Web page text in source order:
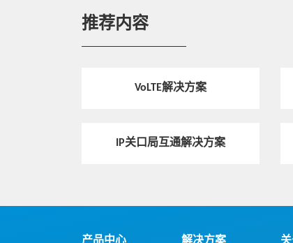
推荐内容
VoLTE解决方案
IP关口局互通解决方案